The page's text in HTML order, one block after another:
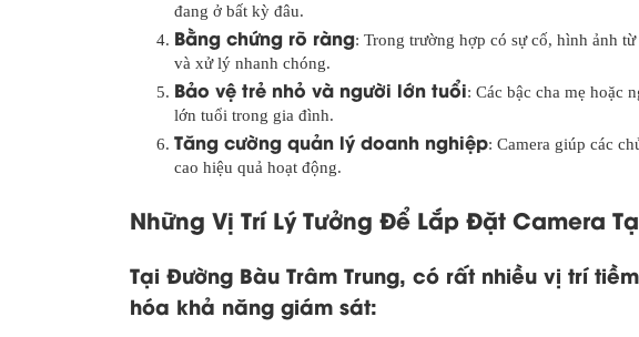
đang ở bất kỳ đâu.
Bằng chứng rõ ràng: Trong trường hợp có sự cố, hình ảnh
và xử lý nhanh chóng.
Bảo vệ trẻ nhỏ và người lớn tuổi: Các bậc cha mẹ hoặc
lớn tuổi trong gia đình.
Tăng cường quản lý doanh nghiệp: Camera giúp các
cao hiệu quả hoạt động.
Những Vị Trí Lý Tưởng Để Lắp Đặt Camera
Tại Đường Bàu Trâm Trung, có rất nhiều vị trí
hóa khả năng giám sát: